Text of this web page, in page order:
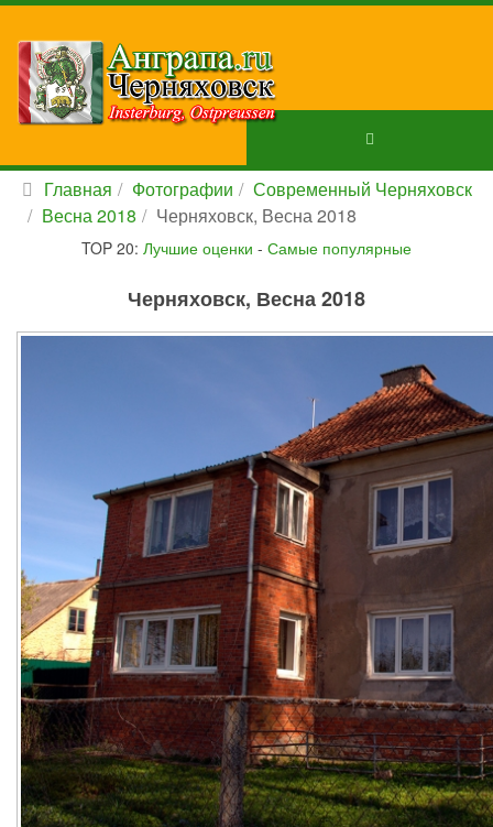
Главная Фотографии
Современный Черняховск
Весна 2018
Черняховск, Весна 2018
TOP 20: Лучшие оценки - Самые популярные
Черняховск, Весна 2018